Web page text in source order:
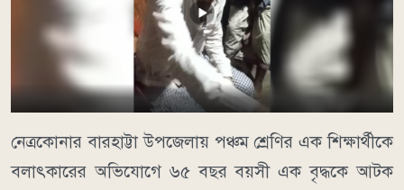
নেত্রকোনার বারহাট্টা উপজেলায় পঞ্চম শ্রেণির এক শিক্ষার্থীকে
বলাৎকারের অভিযোগে ৬৫ বছর বয়সী এক বৃদ্ধকে আটক